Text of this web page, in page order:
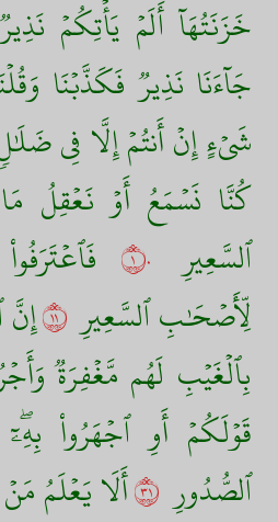
خَزَنَتُهَآ أَلَمۡ يَأۡتِكُمۡ
جَآءَنَا نَذِيرٞ فَكَذَّبۡنَا
شَيۡءٍ إِنۡ أَنتُمۡ إِلَّا فِي
كُنَّا نَسۡمَعُ أَوۡ نَعۡقِلُ
ٱلسَّعِيرِ ١٠
لِّأَصۡحَٰبِ ٱلسَّعِيرِ ١١
بِٱلۡغَيۡبِ لَهُم مَّغۡفِرَةٞ
قَوۡلَكُمۡ أَوِ ٱجۡهَرُواْ
ٱلصُّدُورِ ١٣أَلَا يَعۡلَمُ